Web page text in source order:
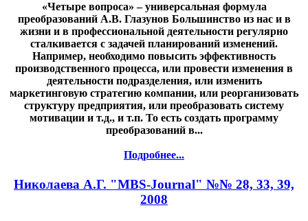
«Четыре вопроса» – универсальная формула
преобразований А.В. Глазунов Большинство из нас и в
жизни и в профессиональной деятельности регулярно
сталкивается с задачей планирований изменений.
Например, необходимо повысить эффективность
производственного процесса, или провести изменения в
деятельности подразделения, или изменить
маркетинговую стратегию компании, или реорганизовать
структуру предприятия, или преобразовать систему
мотивации и т.д., и т.п. То есть создать программу
преобразований в...
Подробнее...
Николаева А.Г. "MBS-Journal" №№ 28, 33, 39,
2008